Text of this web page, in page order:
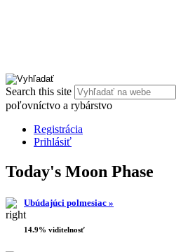
Search this site
poľovníctvo a rybárstvo
Registrácia
Prihlásiť
Today's Moon Phase
Ubúdajúci polmesiac »
14.9% viditelnosť